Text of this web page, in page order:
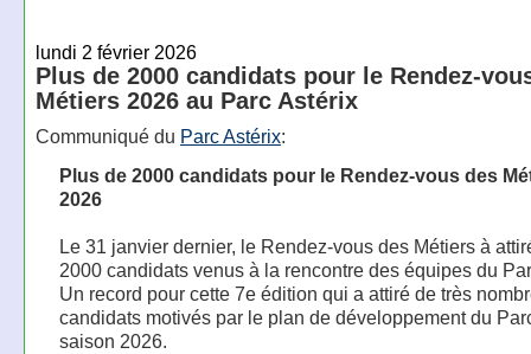
lundi 2 février 2026
Plus de 2000 candidats pour le Rendez-
Métiers 2026 au Parc Astérix
Communiqué du Parc Astérix:
Plus de 2000 candidats pour le Rendez-vous des
2026
Le 31 janvier dernier, le Rendez-vous des Métiers à
2000 candidats venus à la rencontre des équipes du
Un record pour cette 7e édition qui a attiré de très
candidats motivés par le plan de développement du
saison 2026.